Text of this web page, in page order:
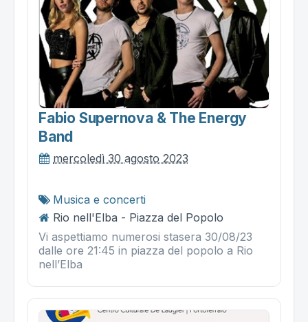
Fabio Supernova & The Energy
Band
mercoledì 30 agosto 2023
Musica e concerti
Rio nell'Elba - Piazza del Popolo
Vi aspettiamo numerosi stasera 30/08/23
dalle ore 21:45 in piazza del popolo a Rio
nell’Elba